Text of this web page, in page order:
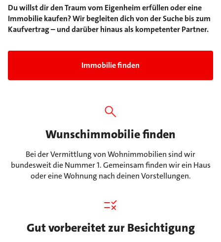
Du willst dir den Traum vom Eigenheim erfüllen oder eine
Immobilie kaufen? Wir begleiten dich von der Suche bis zum
Kaufvertrag – und darüber hinaus als kompetenter Partner.
Immobilie finden
Wunschimmobilie finden
Bei der Vermittlung von Wohnimmobilien sind wir
bundesweit die Nummer 1. Gemeinsam finden wir ein Haus
oder eine Wohnung nach deinen Vorstellungen.
Gut vorbereitet zur Besichtigung